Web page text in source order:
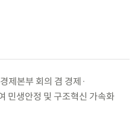
제본부 회의 겸 경제·
민생안정 및 구조혁신 가속화